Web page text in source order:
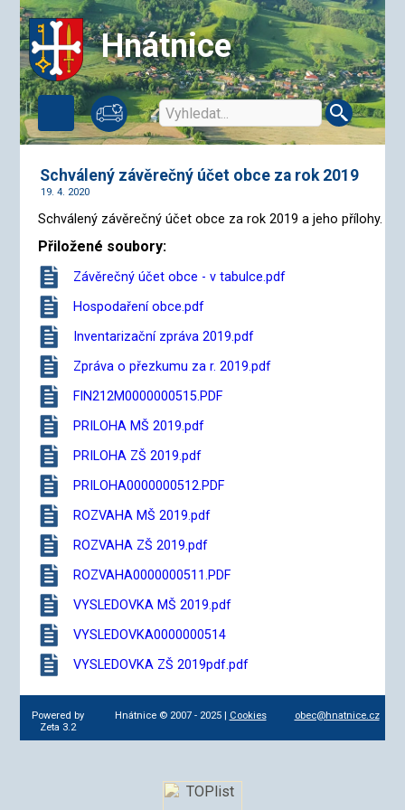
Hnátnice
Schválený závěrečný účet obce za rok 2019
19. 4. 2020
Schválený závěrečný účet obce za rok 2019 a jeho přílohy.
Přiložené soubory:
Závěrečný účet obce - v tabulce.pdf
Hospodaření obce.pdf
Inventarizační zpráva 2019.pdf
Zpráva o přezkumu za r. 2019.pdf
FIN212M0000000515.PDF
PRILOHA MŠ 2019.pdf
PRILOHA ZŠ 2019.pdf
PRILOHA0000000512.PDF
ROZVAHA MŠ 2019.pdf
ROZVAHA ZŠ 2019.pdf
ROZVAHA0000000511.PDF
VYSLEDOVKA MŠ 2019.pdf
VYSLEDOVKA0000000514
VYSLEDOVKA ZŠ 2019pdf.pdf
Powered by
Zeta 3.2
Hnátnice © 2007 - 2025 | Cookies obec@hnatnice.cz